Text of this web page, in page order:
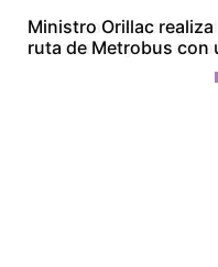
Empresarios de
económica y ven en la